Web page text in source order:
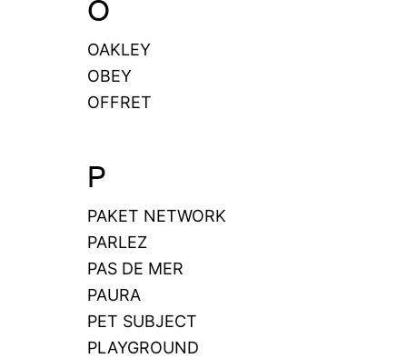
O
OAKLEY
OBEY
OFFRET
P
PAKET NETWORK
PARLEZ
PAS DE MER
PAURA
PET SUBJECT
PLAYGROUND